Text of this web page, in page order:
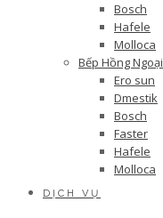
Bosch
Hafele
Molloca
Bếp Hồng Ngoại
Ero sun
Dmestik
Bosch
Faster
Hafele
Molloca
DỊCH VỤ